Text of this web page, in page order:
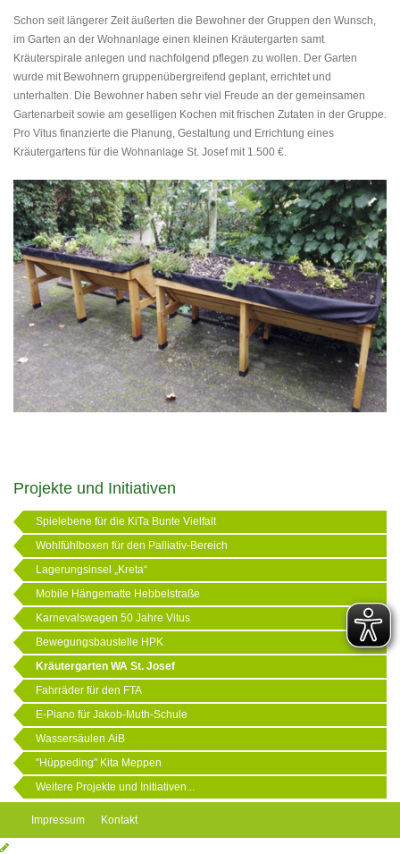
Schon seit längerer Zeit äußerten die Bewohner der Gruppen den Wunsch,
im Garten an der Wohnanlage einen kleinen Kräutergarten samt
Kräuterspirale anlegen und nachfolgend pflegen zu wollen. Der Garten
wurde mit Bewohnern gruppenübergreifend geplant, errichtet und
unterhalten. Die Bewohner haben sehr viel Freude an der gemeinsamen
Gartenarbeit sowie am geselligen Kochen mit frischen Zutaten in der Gruppe.
Pro Vitus finanzierte die Planung, Gestaltung und Errichtung eines
Kräutergartens für die Wohnanlage St. Josef mit 1.500 €.
Projekte und Initiativen
Spielebene für die KiTa Bunte Vielfalt
Wohlfühlboxen für den Palliativ-Bereich
Lagerungsinsel „Kreta“
Mobile Hängematte Hebbelstraße
Karnevalswagen 50 Jahre Vitus
Bewegungsbaustelle HPK
Kräutergarten WA St. Josef
Fahrräder für den FTA
E-Piano für Jakob-Muth-Schule
Wassersäulen AiB
"Hüppeding" Kita Meppen
Weitere Projekte und Initiativen...
Impressum Kontakt